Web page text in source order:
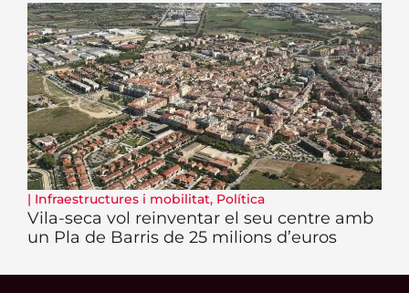
| Infraestructures i mobilitat, Política
Vila-seca vol reinventar el seu centre amb
un Pla de Barris de 25 milions d’euros